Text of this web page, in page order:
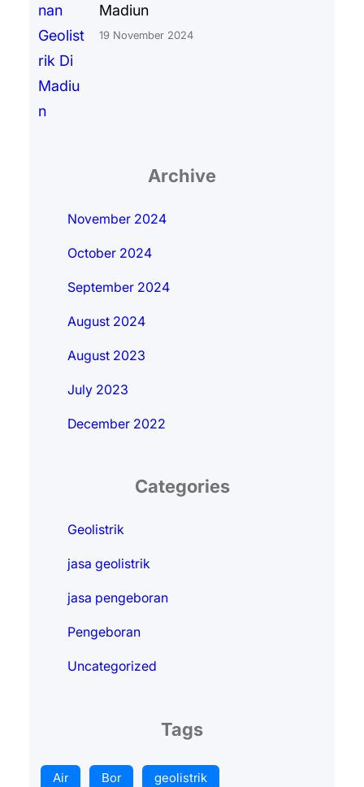
Madiun
19 November 2024
Archive
November 2024
October 2024
September 2024
August 2024
August 2023
July 2023
December 2022
Categories
Geolistrik
jasa geolistrik
jasa pengeboran
Pengeboran
Uncategorized
Tags
Air Bor geolistrik